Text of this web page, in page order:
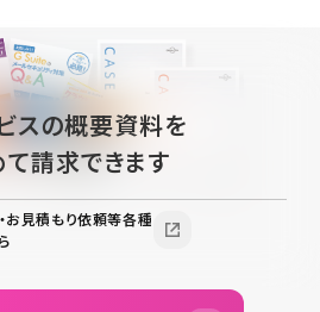
スの概要資料を
て請求できます
お見積もり依頼等各種